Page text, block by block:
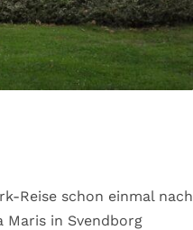
Reise schon einmal nach
in Svendborg